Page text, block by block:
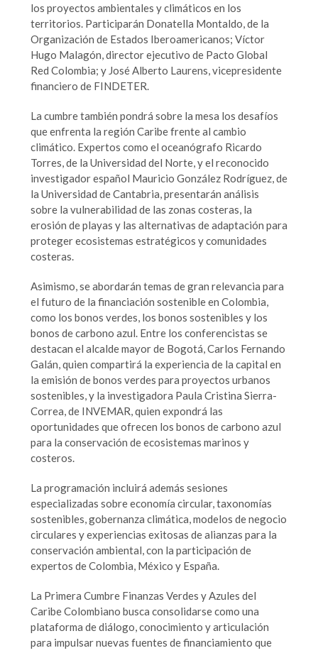
los proyectos ambientales y climáticos en los
territorios. Participarán Donatella Montaldo, de la
Organización de Estados Iberoamericanos; Víctor
Hugo Malagón, director ejecutivo de Pacto Global
Red Colombia; y José Alberto Laurens, vicepresidente
financiero de FINDETER.
La cumbre también pondrá sobre la mesa los desafíos
que enfrenta la región Caribe frente al cambio
climático. Expertos como el oceanógrafo Ricardo
Torres, de la Universidad del Norte, y el reconocido
investigador español Mauricio González Rodríguez, de
la Universidad de Cantabria, presentarán análisis
sobre la vulnerabilidad de las zonas costeras, la
erosión de playas y las alternativas de adaptación para
proteger ecosistemas estratégicos y comunidades
costeras.
Asimismo, se abordarán temas de gran relevancia para
el futuro de la financiación sostenible en Colombia,
como los bonos verdes, los bonos sostenibles y los
bonos de carbono azul. Entre los conferencistas se
destacan el alcalde mayor de Bogotá, Carlos Fernando
Galán, quien compartirá la experiencia de la capital en
la emisión de bonos verdes para proyectos urbanos
sostenibles, y la investigadora Paula Cristina Sierra-
Correa, de INVEMAR, quien expondrá las
oportunidades que ofrecen los bonos de carbono azul
para la conservación de ecosistemas marinos y
costeros.
La programación incluirá además sesiones
especializadas sobre economía circular, taxonomías
sostenibles, gobernanza climática, modelos de negocio
circulares y experiencias exitosas de alianzas para la
conservación ambiental, con la participación de
expertos de Colombia, México y España.
La Primera Cumbre Finanzas Verdes y Azules del
Caribe Colombiano busca consolidarse como una
plataforma de diálogo, conocimiento y articulación
para impulsar nuevas fuentes de financiamiento que